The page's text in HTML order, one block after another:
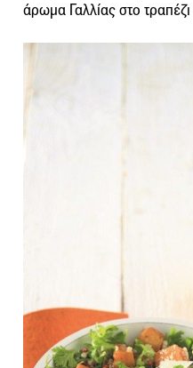
άρωμα Γαλλίας στο